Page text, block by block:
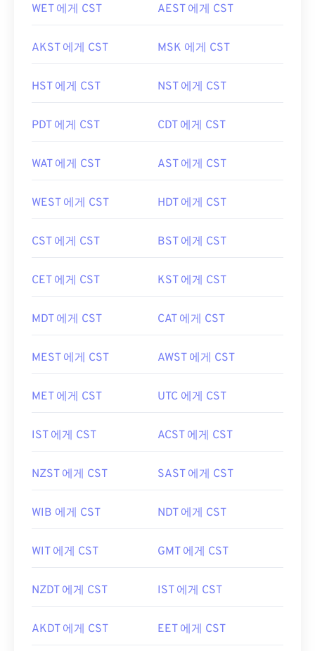
WET 에게 CST AEST 에게 CST
AKST 에게 CST MSK 에게 CST
HST 에게 CST NST 에게 CST
PDT 에게 CST CDT 에게 CST
WAT 에게 CST AST 에게 CST
WEST 에게 CST HDT 에게 CST
CST 에게 CST BST 에게 CST
CET 에게 CST KST 에게 CST
MDT 에게 CST CAT 에게 CST
MEST 에게 CST AWST 에게 CST
MET 에게 CST UTC 에게 CST
IST 에게 CST ACST 에게 CST
NZST 에게 CST SAST 에게 CST
WIB 에게 CST NDT 에게 CST
WIT 에게 CST GMT 에게 CST
NZDT 에게 CST IST 에게 CST
AKDT 에게 CST EET 에게 CST